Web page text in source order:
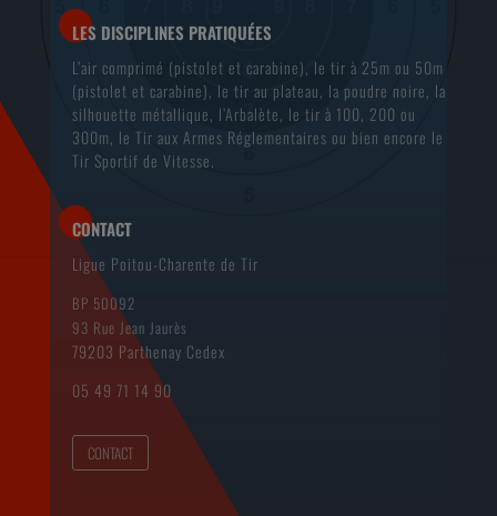
LES DISCIPLINES PRATIQUÉES
L’air comprimé (pistolet et carabine), le tir à 25m ou 50m
(pistolet et carabine), le tir au plateau, la poudre noire, la
silhouette métallique, l’Arbalète, le tir à 100, 200 ou
300m, le Tir aux Armes Réglementaires ou bien encore le
Tir Sportif de Vitesse.
CONTACT
Ligue Poitou-Charente de Tir
BP 50092
93 Rue Jean Jaurès
79203 Parthenay Cedex
05 49 71 14 90
CONTACT